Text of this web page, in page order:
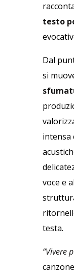
testo
Dal
si
intensa
voce e
testa.
“Vivere